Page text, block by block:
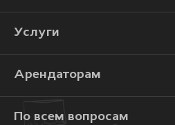
Услуги
Арендаторам
По всем вопросам